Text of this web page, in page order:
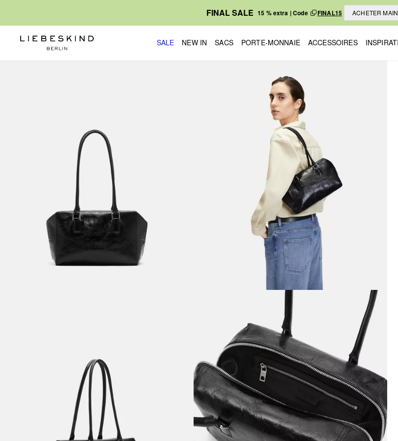
FINAL SALE 15 % extra | Code FINAL15 ACHETER
SALE NEW IN SACS PORTE-MONNAIE ACCESSOIRES